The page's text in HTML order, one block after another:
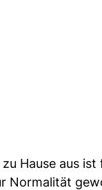
Hause aus ist
Normalität